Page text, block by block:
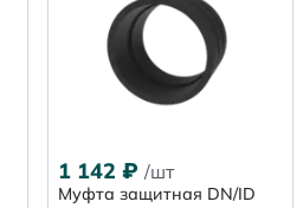
1 142 ₽ /шт
Муфта защитная DN/ID